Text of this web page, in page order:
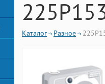
Каталог Разное